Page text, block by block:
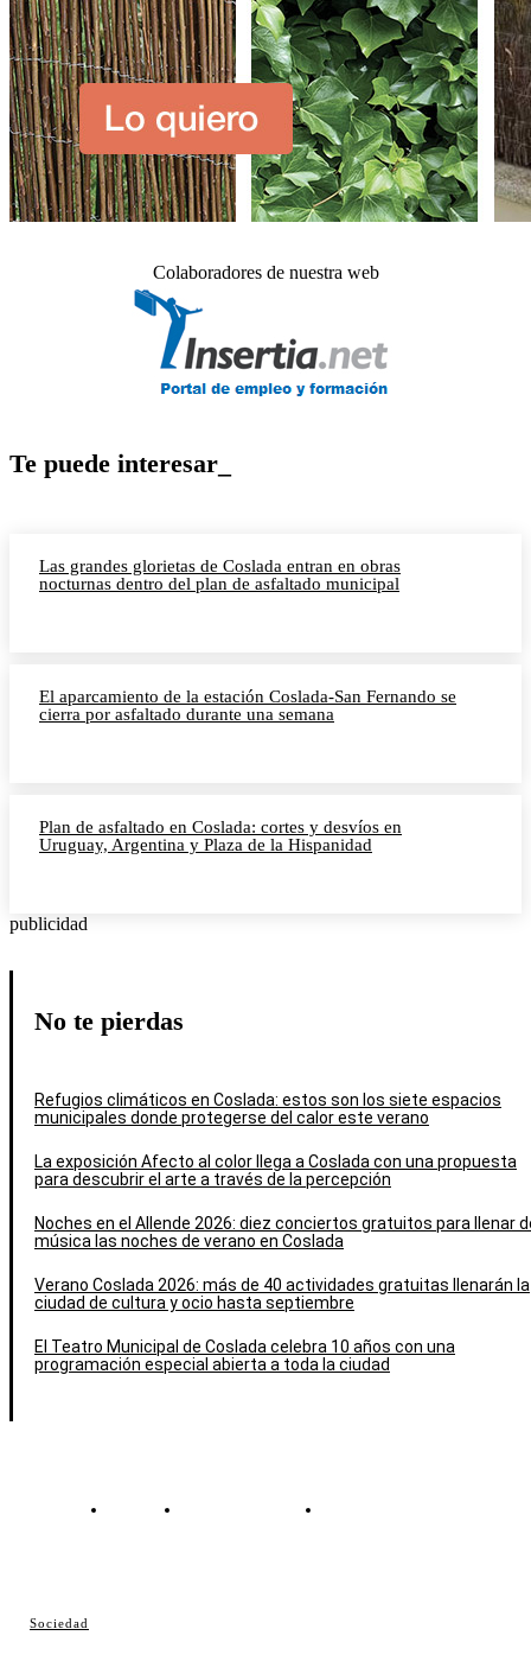
Sociedad
Colaboradores de nuestra web
Te puede interesar_
Las grandes glorietas de Coslada entran en obras
nocturnas dentro del plan de asfaltado municipal
El aparcamiento de la estación Coslada-San Fernando se
cierra por asfaltado durante una semana
Plan de asfaltado en Coslada: cortes y desvíos en
Uruguay, Argentina y Plaza de la Hispanidad
publicidad
No te pierdas
Refugios climáticos en Coslada: estos son los siete espacios
municipales donde protegerse del calor este verano
La exposición Afecto al color llega a Coslada con una propuesta
para descubrir el arte a través de la percepción
Noches en el Allende 2026: diez conciertos gratuitos para llenar
música las noches de verano en Coslada
Verano Coslada 2026: más de 40 actividades gratuitas llenarán la
ciudad de cultura y ocio hasta septiembre
El Teatro Municipal de Coslada celebra 10 años con una
programación especial abierta a toda la ciudad
Contacto Política de cookies